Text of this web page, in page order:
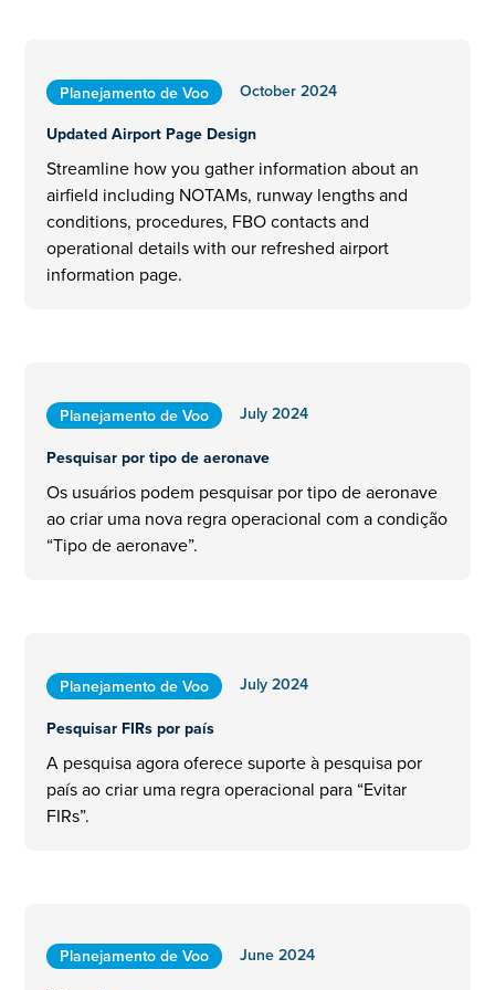
Planejamento de Voo
October 2024
Updated Airport Page Design
Streamline how you gather information about an
airfield including NOTAMs, runway lengths and
conditions, procedures, FBO contacts and
operational details with our refreshed airport
information page.
Planejamento de Voo
July 2024
Pesquisar por tipo de aeronave
Os usuários podem pesquisar por tipo de aeronave
ao criar uma nova regra operacional com a condição
“Tipo de aeronave”.
Planejamento de Voo
July 2024
Pesquisar FIRs por país
A pesquisa agora oferece suporte à pesquisa por
país ao criar uma regra operacional para “Evitar
FIRs”.
Planejamento de Voo
June 2024